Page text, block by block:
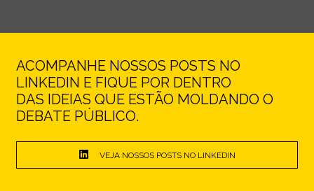
ACOMPANHE NOSSOS POSTS NO
LINKEDIN E FIQUE POR DENTRO
DAS IDEIAS QUE ESTÃO MOLDANDO O
DEBATE PÚBLICO.
VEJA NOSSOS POSTS NO LINKEDIN